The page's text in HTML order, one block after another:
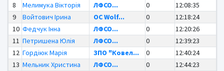
8
Мелимука Вікторія ЛФСО... 0
12:08:35
9
Войтович Ірина OC Wolf... 0
12:18:24
10 Федчук Інна ЛФСО... 0
12:20:26
11 Петришена Юлія ЛФСО... 0
12:39:23
12 Гордіюк Марія ЗПО "Ковел... 0
12:40:24
13 Мельник Христина ЛФСО... 0
12:44:23